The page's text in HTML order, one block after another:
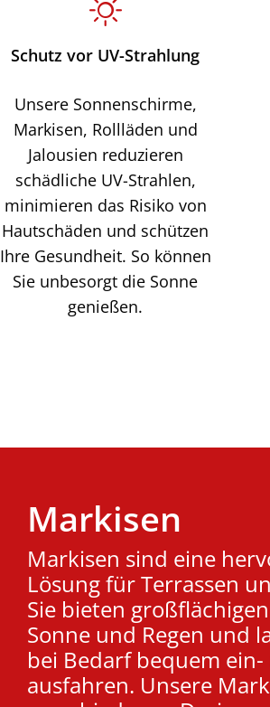
Schutz vor UV-Strahlung
Unsere Sonnenschirme,
Markisen, Rollläden und
Jalousien reduzieren
schädliche UV-Strahlen,
minimieren das Risiko von
Hautschäden und schützen
Ihre Gesundheit. So können
Sie unbesorgt die Sonne
genießen.
Markisen
Markisen sind eine
Lösung für Terrassen
Sie bieten
Sonne und Regen und
bei Bedarf bequem
ausfahren. Unsere